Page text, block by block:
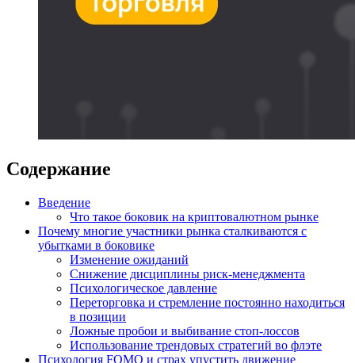
Содержание
Введение
Что такое боковик на криптовалютном рынке
Почему многие участники рынка сталкиваются с
убытками в боковике
Изменение ожиданий
Снижение дисциплины риск-менеджмента
Психологическое давление
Переторговка и стремление постоянно находиться
в позиции
Ложные пробои и выбивание стоп-лоссов
Использование трендовых стратегий во флэте
Психология FOMO и страх упустить движение